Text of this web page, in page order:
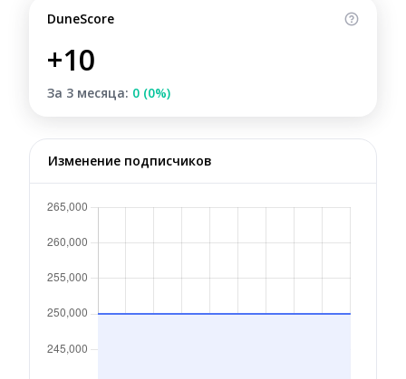
DuneScore
+10
За 3 месяца: 0 (0%)
Изменение подписчиков